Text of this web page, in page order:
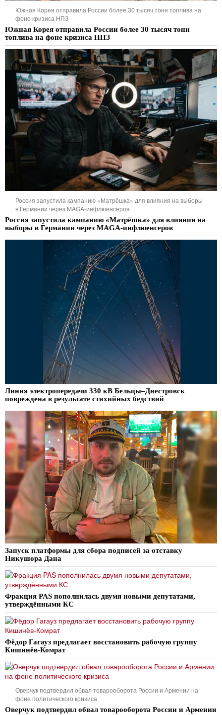
Южная Корея отправила России более 30 тысяч тонн топлива на
фоне кризиса НПЗ
Южная Корея отправила России более 30 тысяч тонн
топлива на фоне кризиса НПЗ
Россия запустила кампанию «Матрёшка» для влияния на выборы
в Германии через MAGA-инфлюенсеров
Россия запустила кампанию «Матрёшка» для влияния на
выборы в Германии через MAGA-инфлюенсеров
Линия электропередачи 330 кВ Бельцы–Днестровск
повреждена в результате стихийных бедствий
Запуск платформы для сбора подписей за отставку
Никушора Дана
Фракция PAS пополнилась двумя новыми депутатами,
утверждёнными КС
Фёдор Гагауз предлагает восстановить рабочую группу
Кишинёв-Комрат
Оверчук подтвердил обвал товарооборота России и Армении на
фоне политического кризиса
Оверчук подтвердил обвал товарооборота России и Армении